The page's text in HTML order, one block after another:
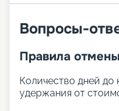
Вопросы-
Правила
Количество дней до
удержания от